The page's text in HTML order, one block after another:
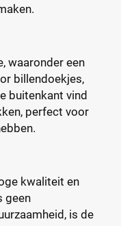
waaronder een
billendoekjes,
buitenkant vind
perfect voor
kwaliteit en
geen
is de